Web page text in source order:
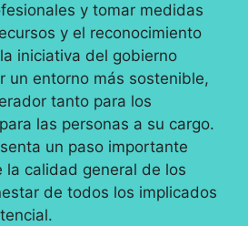
y tomar medidas
y el reconocimiento
iniciativa del gobierno
un entorno más sostenible,
tanto para los
las personas a su cargo.
un paso importante
la calidad general de los
de todos los implicados